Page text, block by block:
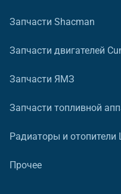
Запчасти Shacman
Запчасти двигателей
Запчасти ЯМЗ
Запчасти топливной
Радиаторы и
Прочее